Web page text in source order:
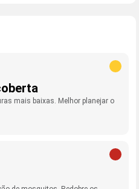
mais baixas. Melhor planejar o